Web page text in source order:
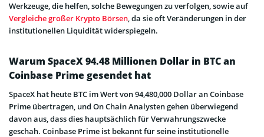
Werkzeuge, die helfen, solche Bewegungen zu verfolgen, sowie auf
Vergleiche großer Krypto Börsen, da sie oft Veränderungen in der
institutionellen Liquidität widerspiegeln.
Warum SpaceX 94.48 Millionen Dollar in BTC an
Coinbase Prime gesendet hat
SpaceX hat heute BTC im Wert von 94,480,000 Dollar an Coinbase
Prime übertragen, und On Chain Analysten gehen überwiegend
davon aus, dass dies hauptsächlich für Verwahrungszwecke
geschah. Coinbase Prime ist bekannt für seine institutionelle